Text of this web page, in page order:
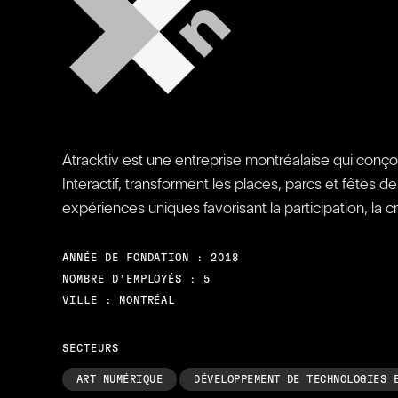
Atracktiv est une entreprise montréalaise qui
Interactif, transforment les places, parcs et fêtes
expériences uniques favorisant la participation, la
ANNÉE DE FONDATION : 2018
NOMBRE D’EMPLOYÉS : 5
VILLE : MONTRÉAL
SECTEURS
ART NUMÉRIQUE DÉVELOPPEMENT DE